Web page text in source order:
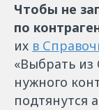
Чтобы не
по
их в
«Выбрать из
нужного
подтянутся